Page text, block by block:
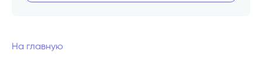
На главную